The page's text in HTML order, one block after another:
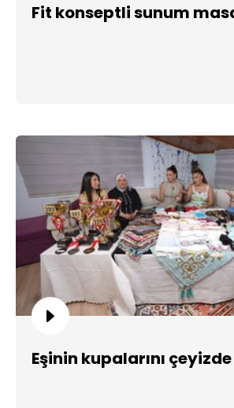
Fit konseptli sunum
Eşinin kupalarını